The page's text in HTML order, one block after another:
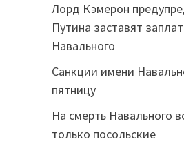
Лорд Кэмерон
Путина заставят
Навального
Санкции имени
пятницу
На смерть Навального
только посольские